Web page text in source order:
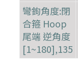
彎鉤角度:閉
合箍 Hoop
尾端 逆角度
[1~180],135